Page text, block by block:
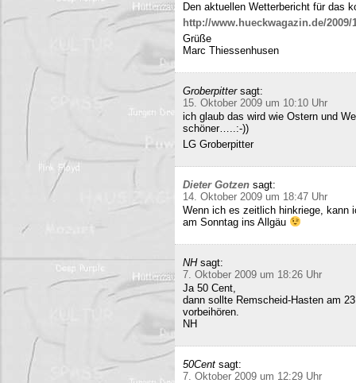
Den aktuellen Wetterbericht für das
http://www.hueckwagazin.de/2009/
Grüße
Marc Thiessenhusen
Groberpitter sagt:
15. Oktober 2009 um 10:10 Uhr
ich glaub das wird wie Ostern und
schöner…..:-))
LG Groberpitter
Dieter Gotzen sagt:
14. Oktober 2009 um 18:47 Uhr
Wenn ich es zeitlich hinkriege, kann
am Sonntag ins Allgäu
NH sagt:
7. Oktober 2009 um 18:26 Uhr
Ja 50 Cent,
dann sollte Remscheid-Hasten am
vorbeihören.
NH
50Cent sagt:
7. Oktober 2009 um 12:29 Uhr